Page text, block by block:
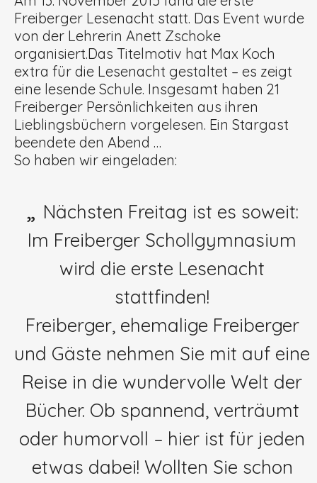
Freiberger Lesenacht statt. Das Event wurde
von der Lehrerin Anett Zschoke
organisiert.Das Titelmotiv hat Max Koch
extra für die Lesenacht gestaltet – es zeigt
eine lesende Schule. Insgesamt haben 21
Freiberger Persönlichkeiten aus ihren
Lieblingsbüchern vorgelesen. Ein Stargast
beendete den Abend …
So haben wir eingeladen:
Nächsten Freitag ist es soweit:
Im Freiberger Schollgymnasium
wird die erste Lesenacht
stattfinden!
Freiberger, ehemalige Freiberger
und Gäste nehmen Sie mit auf eine
Reise in die wundervolle Welt der
Bücher. Ob spannend, verträumt
oder humorvoll – hier ist für jeden
etwas dabei! Wollten Sie schon